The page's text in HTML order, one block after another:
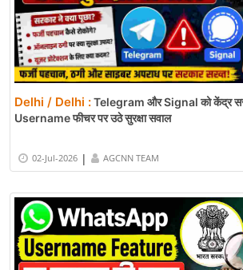
Delhi / Delhi :Telegram और Signal को केंद्र
Username फीचर पर उठे सुरक्षा सवाल
02-Jul-2026 | AGCNN TEAM